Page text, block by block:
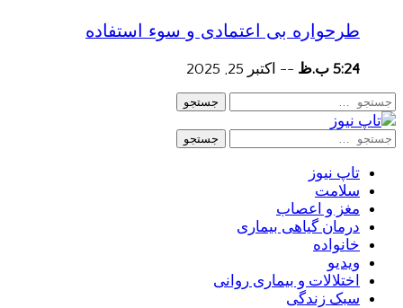
طرحواره بی اعتمادی و سوء استفاده
5:24 ب.ظ -- اکتبر 25, 2025
جستجو
جستجو
تاپ نیوز
سلامت
مغز و اعصاب
درمان گیاهی بیماری
خانواده
ویدیو
اختلالات و بیماری روانی
سبک زندگی